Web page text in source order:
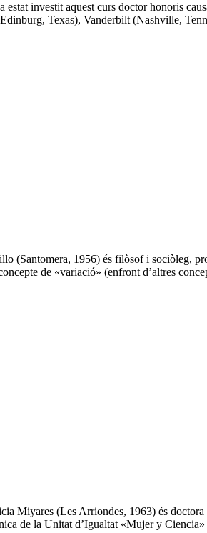
investit aquest curs doctor honoris
Texas), Vanderbilt (Nashville,
1956) és filòsof i sociòleg,
de «variació» (enfront d’altres
(Les Arriondes, 1963) és
de la Unitat d’Igualtat «Mujer y